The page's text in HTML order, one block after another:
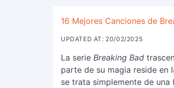
16 Mejores Canciones de
UPDATED AT: 20/02/2025
La serie Breaking Bad
parte de su magia reside en
se trata simplemente de